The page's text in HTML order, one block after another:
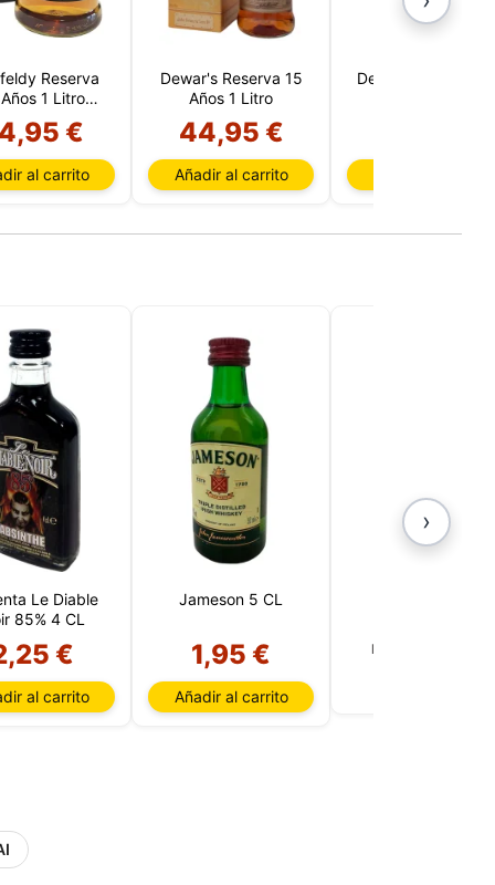
Reserva
1 Litro
€
al carrito
Dewar's Reserva 15
Años 1 Litro
44,95 €
Añadir al carrito
Dewar's White
Le Diable
85% 4 CL
€
al carrito
Jameson 5 CL
1,95 €
Añadir al carrito
Producto agotado
›